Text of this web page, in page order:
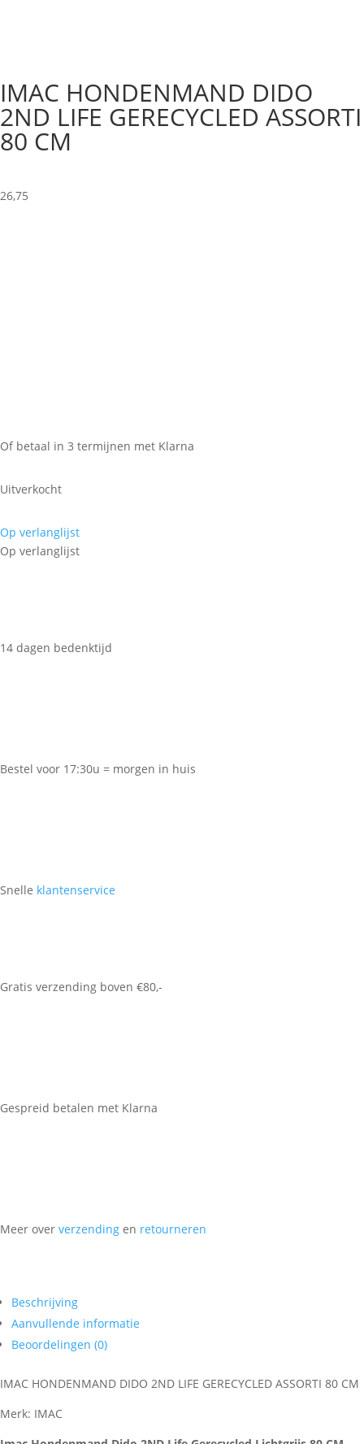
IMAC HONDENMAND DIDO
2ND LIFE GERECYCLED ASSORTI
80 CM
26,75
Of betaal in 3 termijnen met Klarna
Uitverkocht
Op verlanglijst
Op verlanglijst
14 dagen bedenktijd
Bestel voor 17:30u = morgen in huis
Snelle klantenservice
Gratis verzending boven €80,-
Gespreid betalen met Klarna
Meer over verzending en retourneren
Beschrijving
Aanvullende informatie
Beoordelingen (0)
IMAC HONDENMAND DIDO 2ND LIFE GERECYCLED ASSORTI 80 CM
Merk: IMAC